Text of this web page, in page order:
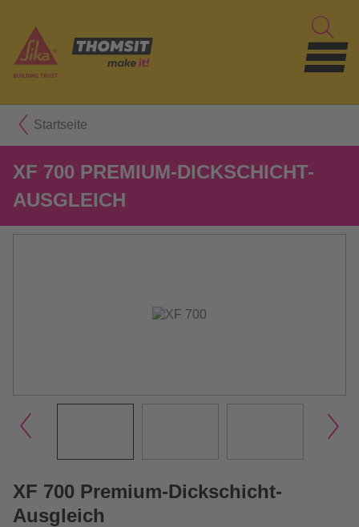
Startseite
XF 700 PREMIUM-DICKSCHICHT-
AUSGLEICH
XF 700 Premium-Dickschicht-
Ausgleich